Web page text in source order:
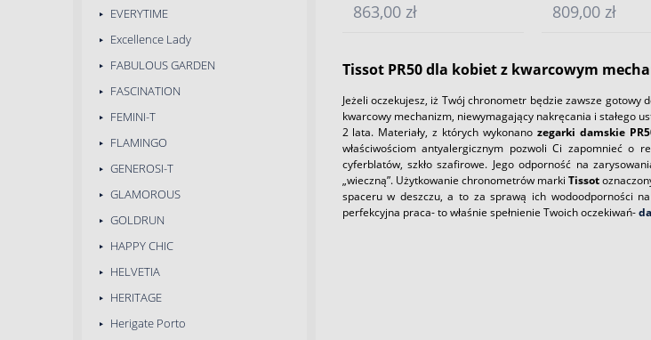
EVERYTIME
Excellence Lady
FABULOUS GARDEN
FASCINATION
FEMINI-T
FLAMINGO
GENEROSI-T
GLAMOROUS
GOLDRUN
HAPPY CHIC
HELVETIA
HERITAGE
Herigate Porto
863,00 zł 809,00 zł
Tissot PR50 dla kobiet z kwarcowym
Jeżeli oczekujesz, iż Twój chronometr będzie zawsze gotowy
kwarcowy mechanizm, niewymagający nakręcania i stałego
2 lata. Materiały, z których wykonanozegarki damskie
właściwościom antyalergicznym pozwoli Ci zapomnieć o
cyferblatów, szkło szafirowe. Jego odporność na
„wieczną”. Użytkowanie chronometrów marki Tissot
spaceru w deszczu, a to za sprawą ich wodoodporności
perfekcyjna praca- to właśnie spełnienie Twoich oczekiwań-